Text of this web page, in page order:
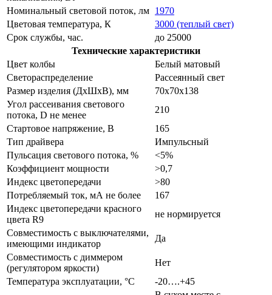
Номинальный световой поток, лм 1970
Цветовая температура, К
3000 (теплый свет)
Срок службы, час.
до 25000
Технические характеристики
Цвет колбы
Белый матовый
Светораспределение
Рассеянный свет
Размер изделия (ДхШхВ), мм
70х70х138
Угол рассеивания светового
потока, D не менее
210
Стартовое напряжение, В
165
Тип драйвера
Импульсный
Пульсация светового потока, %
<5%
Коэффициент мощности
>0,7
Индекс цветопередачи
>80
Потребляемый ток, мА не более
167
Индекс цветопередачи красного
цвета R9
не нормируется
Совместимость с выключателями,
имеющими индикатор
Да
Совместимость с диммером
(регулятором яркости)
Нет
Температура эксплуатации, °С
-20….+45